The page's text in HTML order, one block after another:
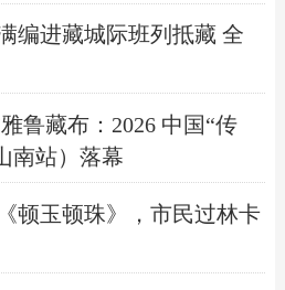
编进藏城际班列抵藏 ​全
鲁藏布：2026 中国“传
南站）落幕
顿玉顿珠》，市民过林卡